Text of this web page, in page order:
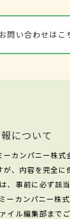
問い合わせはこ
について
カンパニー株式
、内容を完全に
事前に必ず該
カンパニー株
ル編集部まで